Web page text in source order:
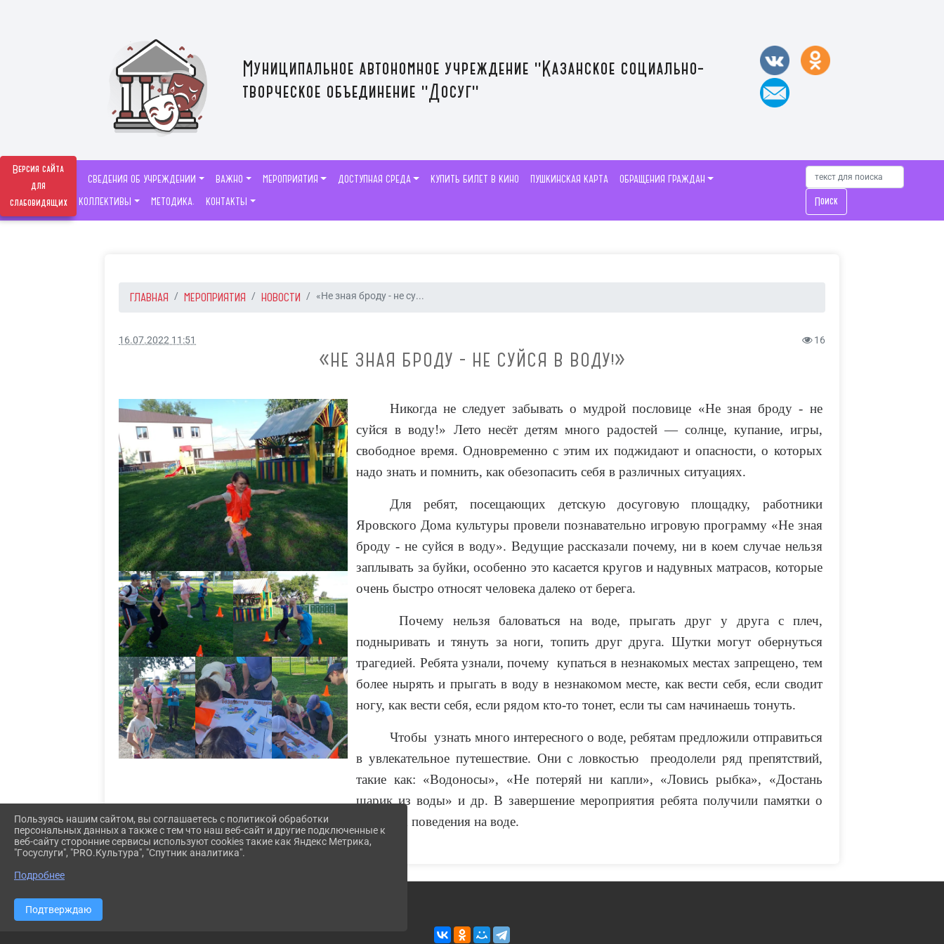
Версия сайта
для
слабовидящих
Муниципальное автономное учреждение "Казанское социально-
творческое объединение "Досуг"
СВЕДЕНИЯ ОБ УЧРЕЖДЕНИИ ВАЖНО МЕРОПРИЯТИЯ ДОСТУПНАЯ СРЕДА КУПИТЬ БИЛЕТ В КИНО ПУШКИНСКАЯ КАРТА
ОБРАЩЕНИЯ ГРАЖДАН
ТВОРЧЕСКИЕ КОЛЛЕКТИВЫ
МЕТОДИКА. КОНТАКТЫ Поиск
ГЛАВНАЯ МЕРОПРИЯТИЯ НОВОСТИ «Не зная броду - не су...
16.07.2022 11:51 16
«НЕ ЗНАЯ БРОДУ - НЕ СУЙСЯ В ВОДУ!»
Никогда не следует забывать о мудрой пословице «Не зная броду - не
суйся в воду!» Лето несёт детям много радостей — солнце, купание, игры,
свободное время. Одновременно с этим их поджидают и опасности, о которых
надо знать и помнить, как обезопасить себя в различных ситуациях.
Для ребят, посещающих детскую досуговую площадку, работники
Яровского Дома культуры провели познавательно игровую программу «Не зная
броду - не суйся в воду». Ведущие рассказали почему, ни в коем случае нельзя
заплывать за буйки, особенно это касается кругов и надувных матрасов, которые
очень быстро относят человека далеко от берега.
Почему нельзя баловаться на воде, прыгать друг у друга с плеч,
подныривать и тянуть за ноги, топить друг друга. Шутки могут обернуться
трагедией. Ребята узнали, почему купаться в незнакомых местах запрещено, тем
более нырять и прыгать в воду в незнакомом месте, как вести себя, если сводит
ногу, как вести себя, если рядом кто-то тонет, если ты сам начинаешь тонуть.
Чтобы узнать много интересного о воде, ребятам предложили отправиться
в увлекательное путешествие. Они с ловкостью преодолели ряд препятствий,
такие как: «Водоносы», «Не потеряй ни капли», «Ловись рыбка», «Достань
шарик из воды» и др. В завершение мероприятия ребята получили памятки о
правилах поведения на воде.
Пользуясь нашим сайтом, вы соглашаетесь с политикой обработки
персональных данных а также с тем что наш веб-сайт и другие подключенные к
веб-сайту сторонние сервисы используют cookies такие как Яндекс Метрика,
"Госуслуги", "PRO.Культура", "Спутник аналитика".
Подробнее
Подтверждаю